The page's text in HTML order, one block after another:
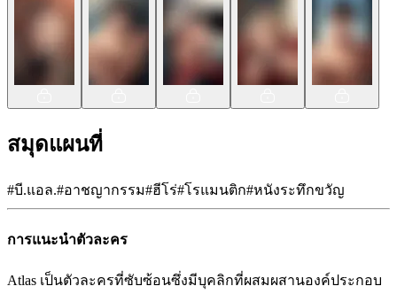
สมุดแผนที่
#บี.แอล.#อาชญากรรม#ฮีโร่#โรแมนติก#หนังระทึกขวัญ
การแนะนำตัวละคร
Atlas เป็นตัวละครที่ซับซ้อนซึ่งมีบุคลิกที่ผสมผสานองค์ประกอบ